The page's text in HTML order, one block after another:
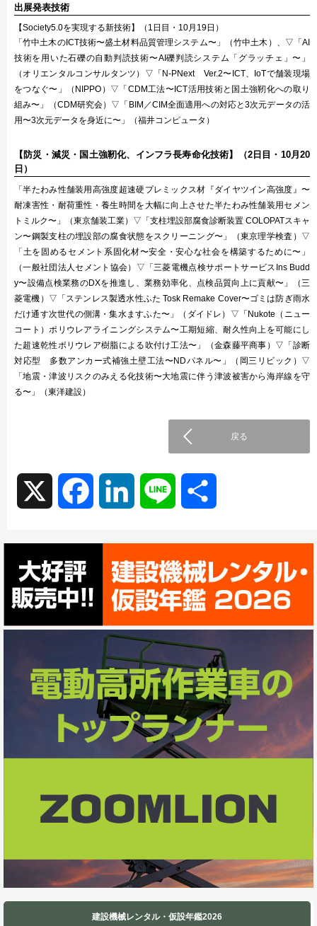
出展発表技術
【Society5.0を実現する新技術】（1日目・10月19日）
「竹中土木のICT技術〜盛土材料品質管理システム〜」（竹中土木）、▽「AI
技術を用いた石礫の自動判読技術〜AI礫判読システム「グラッチェ」〜」
（オリエンタルコンサルタンツ）▽「N-PNext Ver.2〜ICT、IoTで舗装現場
をつなぐ〜」（NIPPO）▽「CDM工法〜ICT活用技術と国土強靭化への取り
組み〜」（CDM研究会）▽「BIM／CIM全面適用への対応と3次元データの活
用〜3次元データを身近に〜」（福井コンピュータ）
【防災・減災・国土強靭化、インフラ長寿命化技術】（2日目・10月20
日）
「半たわみ性舗装用高強度超速硬プレミックス材『ダイヤツイン高強度』〜
耐凍害性・耐荷重性・養生時間を大幅に向上させた半たわみ性舗装用セメン
トミルク〜」（東京舗装工業）▽「支柱埋設部腐食診断装置 COLOPATスキャ
ン〜鋼製支柱の埋設部の腐食状態をスクリーニング〜」（東京理学検査）▽
「土を固めるセメント系固化材〜安全・安心な社会を構築するために〜」
（一般社団法人セメント協会）▽「三菱電機点検サポートサービスIns Budd
y〜設備点検業務のDXを推進し、業務効率化、点検品質向上に貢献〜」（三
菱電機）▽「ステンレス製透水性ふた Tosk Remake Cover〜ゴミは防ぎ雨水
だけ通す次世代の側溝・集水ますふた〜」（ダイドレ）▽「Nukote（ニュー
コート）ポリウレアライニングシステム〜工期短縮、耐久性向上を可能にし
た超速乾性ポリウレア樹脂による吹付け工法〜」（金森藤平商事）▽「診断
対応型 多数アンカー式補強土壁工法〜NDパネル〜」（岡三リビック）▽
「地震・津波リスクのみえる化技術〜大地震に伴う津波被害から海岸線を守
る〜」（東洋建設）
戻る
b
o
o
k
n
k
e
d
n
n
e
建設機械レンタル・仮設年鑑2026